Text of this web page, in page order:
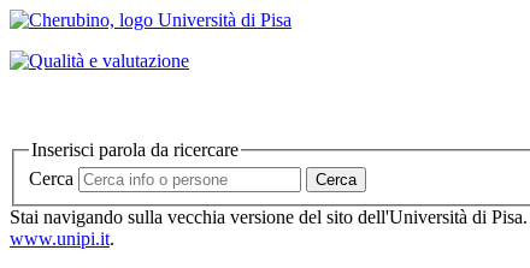
Inserisci parola da ricercare
Cerca
Cerca
Stai navigando sulla vecchia versione del sito dell'Università di
www.unipi.it.